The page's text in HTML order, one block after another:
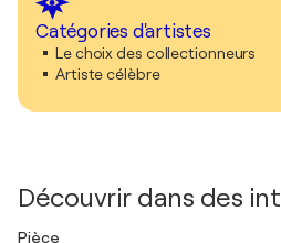
Catégories d'artistes
Le choix des collectionneurs
Artiste célèbre
Découvrir dans des
Pièce